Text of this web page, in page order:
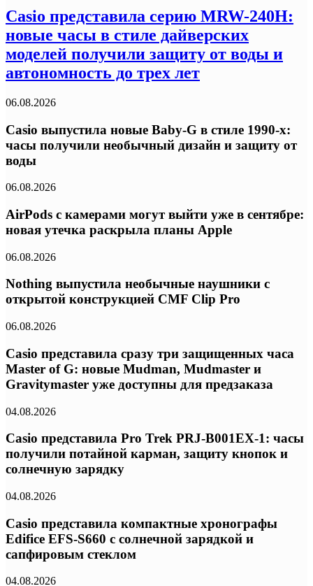
Casio представила серию MRW-240H:
новые часы в стиле дайверских
моделей получили защиту от воды и
автономность до трех лет
06.08.2026
Casio выпустила новые Baby-G в стиле 1990-х:
часы получили необычный дизайн и защиту от
воды
06.08.2026
AirPods с камерами могут выйти уже в сентябре:
новая утечка раскрыла планы Apple
06.08.2026
Nothing выпустила необычные наушники с
открытой конструкцией CMF Clip Pro
06.08.2026
Casio представила сразу три защищенных часа
Master of G: новые Mudman, Mudmaster и
Gravitymaster уже доступны для предзаказа
04.08.2026
Casio представила Pro Trek PRJ-B001EX-1: часы
получили потайной карман, защиту кнопок и
солнечную зарядку
04.08.2026
Casio представила компактные хронографы
Edifice EFS-S660 с солнечной зарядкой и
сапфировым стеклом
04.08.2026